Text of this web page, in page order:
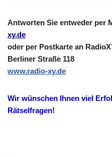
Antworten Sie entweder per
xy.de
oder per Postkarte an
Berliner Straße 118
www.radio-xy.de
Wir wünschen Ihnen viel
Rätselfragen!